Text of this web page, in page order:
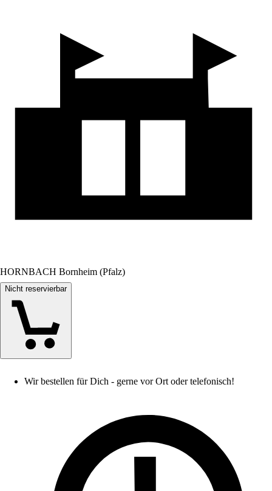
HORNBACH Bornheim (Pfalz)
Nicht reservierbar
Wir bestellen für Dich - gerne vor Ort oder telefonisch!